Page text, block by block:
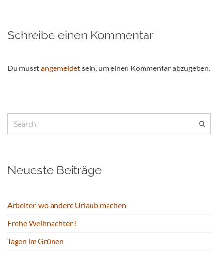
Schreibe einen Kommentar
Du musstangemeldetsein, um einen Kommentar abzugeben.
Neueste Beiträge
Arbeiten wo andere Urlaub machen
Frohe Weihnachten!
Tagen im Grünen